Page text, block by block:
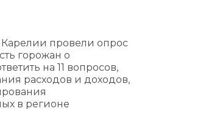
провели опрос
горожан о
на 11 вопросов,
расходов и доходов,
в регионе